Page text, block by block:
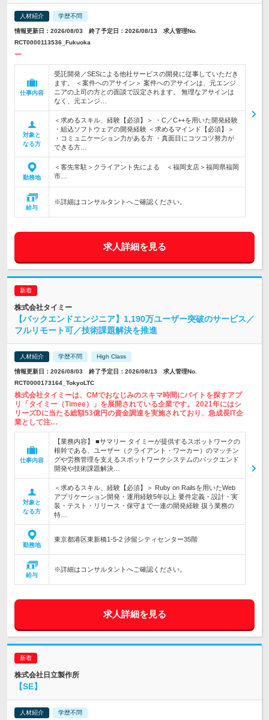
人材紹介 学歴不問
情報更新日：2026/08/03 終了予定日：2026/08/13 求人管理No.
RCT0000113536_Fukuoka
ー
仕事内容
受託開発／SESによる他社サービスの開発に従事していただき
ます。 ＜案件へのアサイン＞ 案件へのアサインは、元エンジ
ニアの上司の方との面談で設定されます。 無理なアサインは
なく、元エンジ…
対象と
なる方
＜求めるスキル、経験【必須】＞ ・C／C++を用いた開発経験
・組込ソフトウェアの開発経験 ＜求めるマインド【必須】＞
・コミュニケーション力がある方 ・真面目にコツコツ努力が
できる方…
勤務地
＜客先常駐＞クライアント先による ＜福岡支店＞福岡県福岡
市…
給与
※詳細はコンサルタントへご確認ください。
求人詳細を見る
株式会社タイミー
【バックエンドエンジニア】1,190万ユーザー突破のサービス／
フルリモート可／技術課題解決を推進
人材紹介 学歴不問 High Class
情報更新日：2026/08/03 終了予定日：2026/08/13 求人管理No.
RCT0000173164_TokyoLTC
株式会社タイミーは、CMでおなじみのスキマ時間にバイトを探すアプ
リ「タイミー（Timee）」を展開されている企業です。 2021年にはシ
リーズDに当たる総額53億円の資金調達を実施されており、急成長IT企
業として注…
仕事内容
【業務内容】 ■サマリー タイミーが提供するスポットワークの
根幹である、ユーザー（クライアント・ワーカー）のマッチン
グや労務管理を支えるスポットワークシステムのバックエンド
開発や技術課題解決…
対象と
なる方
＜求めるスキル、経験【必須】＞ Ruby on Railsを用いたWeb
アプリケーション開発・運用経験5年以上 要件定義・設計・実
装・テスト・リリース・保守まで一連の開発経験 扱う業務の
特…
勤務地
東京都港区東新橋1-5-2 汐留シティセンター35階
給与
※詳細はコンサルタントへご確認ください。
求人詳細を見る
株式会社日立製作所
【SE】
人材紹介 学歴不問